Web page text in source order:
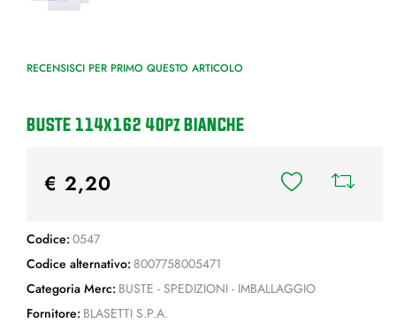
RECENSISCI PER PRIMO QUESTO ARTICOLO
BUSTE 114x162 40pz BIANCHE
€ 2,20
Codice: 0547
Codice alternativo: 8007758005471
Categoria Merc: BUSTE - SPEDIZIONI - IMBALLAGGIO
Fornitore: BLASETTI S.P.A.